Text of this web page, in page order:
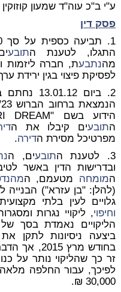
ע"י ב"כ עוה"ד שמעון קוזוקין
פסק דין
התגלו, לטענת התובע
מהנתבעת, חברה ליזמות
לפסיקת פיצוי בגין ירידת
2. ביום 13.01.12 נחתם בין הצדדים הסכם לרכישת
הידוע בשם "DORI DREAM", אותו הקימה ה
התובעים קיבלו את ה
מפרטיכל מסירת הדירה.
3. לטענת ה
תובעים, ה
ובדרישות הדין באשר
המומחה מטעמם, ה
(להלן: "בן עזרא") הבנייה
גלויים לעין בלתי
וחיפוי, ליקויי נגרות
הליקויים נאמדת בסך של 92,093 ₪.
ביצעה ניסיונות לתקן
בחודש מרץ
זר כך שהליקוי נותר על
לפיכך, עבור החלפה
30,000 ₪.